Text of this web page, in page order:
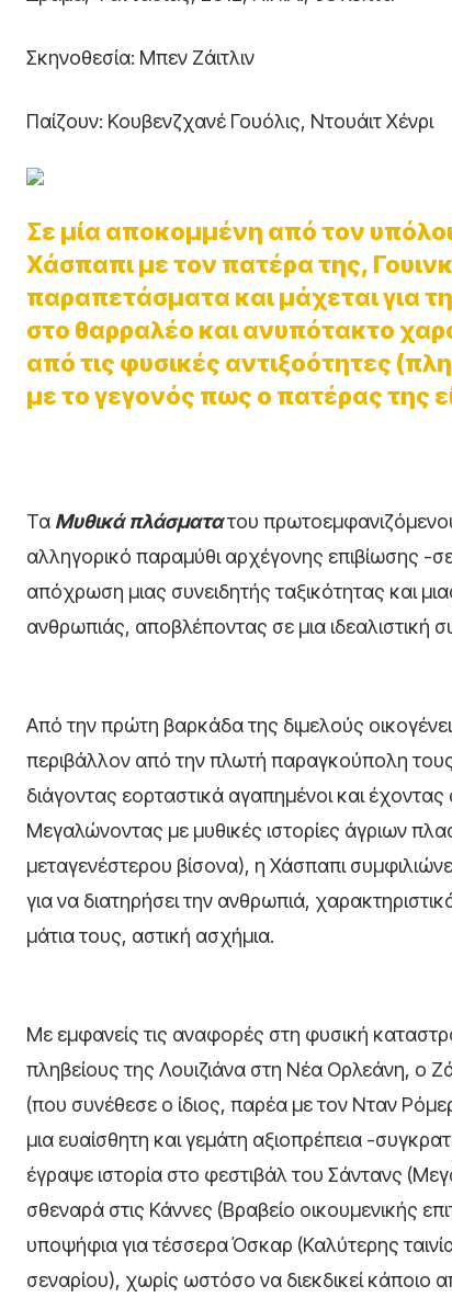
Σκηνοθεσία: Μπεν Ζάιτλιν
Παίζουν: Κουβενζχανέ Γουόλις, Ντουάιτ Χένρι
Σε μία αποκομμένη από τον
Χάσπαπι με τον πατέρα της,
παραπετάσματα και μάχεται για
στο θαρραλέο και ανυπότακτο
από τις φυσικές αντιξοότητες
με το γεγονός πως ο πατέρας της
Τα Μυθικά πλάσματατου πρωτοεμφανιζόμενου
αλληγορικό παραμύθι αρχέγονης επιβίωσης -
απόχρωση μιας συνειδητής ταξικότητας και
ανθρωπιάς, αποβλέποντας σε μια ιδεαλιστική
Από την πρώτη βαρκάδα της διμελούς
περιβάλλον από την πλωτή παραγκούπολη
διάγοντας εορταστικά αγαπημένοι και
Μεγαλώνοντας με μυθικές ιστορίες άγριων
μεταγενέστερου βίσονα), η Χάσπαπι
για να διατηρήσει την ανθρωπιά,
μάτια τους, αστική ασχήμια.
Με εμφανείς τις αναφορές στη φυσική
πληβείους της Λουιζιάνα στη Νέα Ορλεάνη, ο
(που συνέθεσε ο ίδιος, παρέα με τον Νταν
μια ευαίσθητη και γεμάτη αξιοπρέπεια -
έγραψε ιστορία στο φεστιβάλ του Σάντανς
σθεναρά στις Κάννες (Βραβείο οικουμενικής
υποψήφια για τέσσερα Όσκαρ (Καλύτερης
σεναρίου), χωρίς ωστόσο να διεκδικεί κάποιο